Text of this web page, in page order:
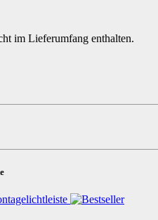
im Lieferumfang enthalten.